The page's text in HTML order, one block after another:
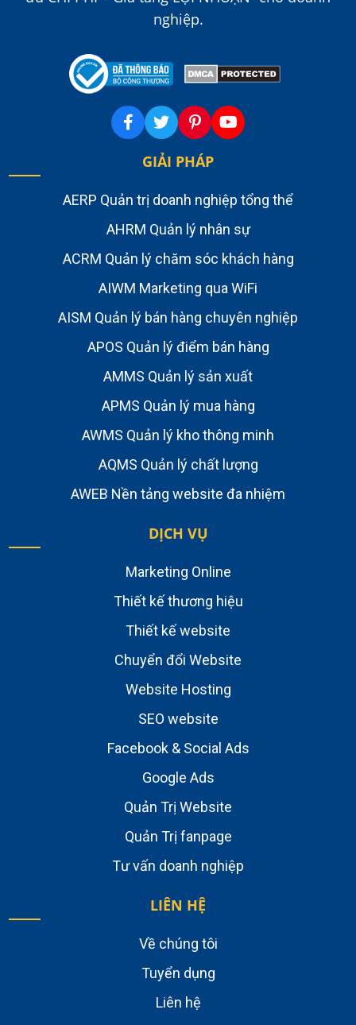
nghiệp.
GIẢI PHÁP
AERP Quản trị doanh nghiệp tổng thể
AHRM Quản lý nhân sự
ACRM Quản lý chăm sóc khách hàng
AIWM Marketing qua WiFi
AISM Quản lý bán hàng chuyên nghiệp
APOS Quản lý điểm bán hàng
AMMS Quản lý sản xuất
APMS Quản lý mua hàng
AWMS Quản lý kho thông minh
AQMS Quản lý chất lượng
AWEB Nền tảng website đa nhiệm
DỊCH VỤ
Marketing Online
Thiết kế thương hiệu
Thiết kế website
Chuyển đổi Website
Website Hosting
SEO website
Facebook & Social Ads
Google Ads
Quản Trị Website
Quản Trị fanpage
Tư vấn doanh nghiệp
LIÊN HỆ
Về chúng tôi
Tuyển dụng
Liên hệ